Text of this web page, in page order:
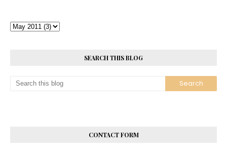
SEARCH THIS BLOG
CONTACT FORM